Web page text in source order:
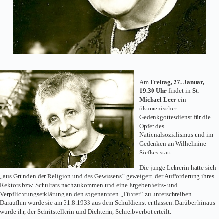
Am Freitag, 27. Januar,
19.30 Uhr findet in St.
Michael Leer ein
ökumenischer
Gedenkgottesdienst für die
Opfer des
Nationalsozialismus und im
Gedenken an Wilhelmine
Siefkes statt.
Die junge Lehrerin hatte sich
„aus Gründen der Religion und des Gewissens“ geweigert, der Aufforderung ihres
Rektors bzw. Schulrats nachzukommen und eine Ergebenheits- und
Verpflichtungserklärung an den sogenannten „Führer“ zu unterschreiben.
Daraufhin wurde sie am 31.8.1933 aus dem Schuldienst entlassen. Darüber hinaus
wurde ihr, der Schritstellerin und Dichterin, Schreibverbot erteilt.